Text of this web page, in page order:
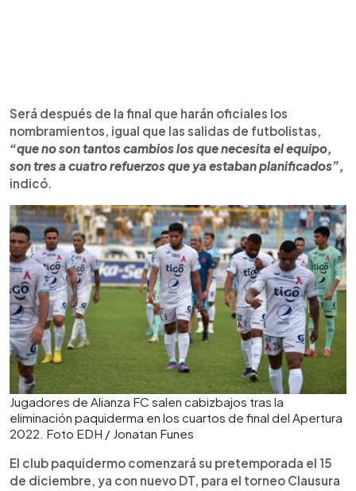
Será después de la final que harán oficiales los
nombramientos, igual que las salidas de futbolistas,
“que no son tantos cambios los que necesita el equipo,
son tres a cuatro refuerzos que ya estaban planificados”,
indicó.
Jugadores de Alianza FC salen cabizbajos tras la
eliminación paquiderma en los cuartos de final del Apertura
2022. Foto EDH / Jonatan Funes
El club paquidermo comenzará su pretemporada el 15
de diciembre, ya con nuevo DT, para el torneo Clausura